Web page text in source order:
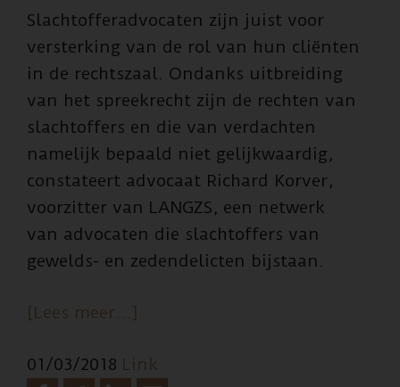
Slachtofferadvocaten zijn juist voor
versterking van de rol van hun cliënten
in de rechtszaal. Ondanks uitbreiding
van het spreekrecht zijn de rechten van
slachtoffers en die van verdachten
namelijk bepaald niet gelijkwaardig,
constateert advocaat Richard Korver,
voorzitter van LANGZS, een netwerk
van advocaten die slachtoffers van
gewelds- en zedendelicten bijstaan.
[Lees meer…]
rol
01/03/2018 Link